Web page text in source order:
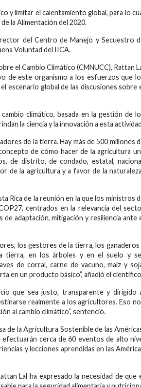
y limitar el calentamiento global, para lo
la Alimentación del 2020.
del Centro de Manejo y Secuestro
Voluntad del IICA.
el Cambio Climático (CMNUCC), Rattan
de este organismo a los esfuerzos que
escenario global de las discusiones sobre
climático, basada en la gestión de
la ciencia y la innovación a esta
de la tierra. Hay más de 500 millones
de cómo hacer de la agricultura
de distrito, de condado, estatal,
de la agricultura y a favor de la
Rica de la reunión en la que los ministros
centrados en la relevancia del
adaptación, mitigación y resiliencia ante
los gestores de la tierra, los ganaderos
tierra, en los árboles y en el suelo y
de corral, carne de vacuno, maíz y
en un producto básico”, añadió el
que sea justo, transparente y dirigido
realmente a los agricultores. Eso
al cambio climático”, sentenció.
de la Agricultura Sostenible de las
efectuarán cerca de 60 eventos de alto
y lecciones aprendidas en las
Lal ha expresado la necesidad de que